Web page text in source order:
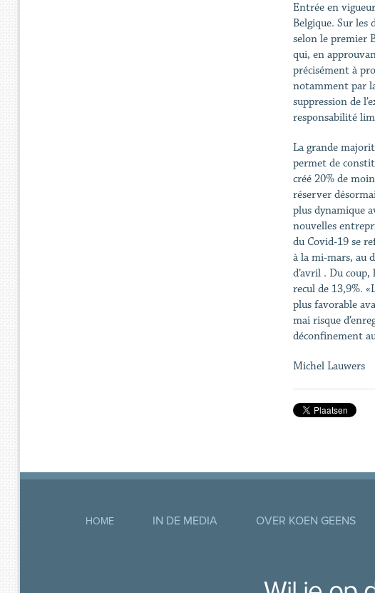
Entrée en
Belgique. Sur les
selon le premier
qui, en
précisément à
notamment par
suppression de
responsabilité
La grande
permet de
créé 20% de
réserver
plus dynamique
nouvelles
du Covid-19 se
à la mi-mars, au
d’avril . Du coup,
recul de 13,9%.
plus favorable
mai risque
déconfinement
Michel Lauwers
HOME IN DE MEDIA OVER KOEN GEENS